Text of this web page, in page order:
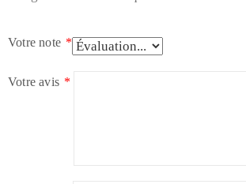
Votre note *
Votre avis *